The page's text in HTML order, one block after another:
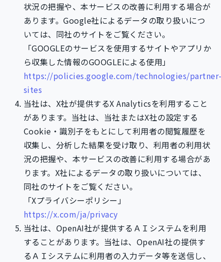
状況の把握や、本サービスの改善に利用する場合が
あります。Google社によるデータの取り扱いにつ
いては、同社のサイトをご覧ください。
「GOOGLEのサービスを使用するサイトやアプリか
ら収集した情報のGOOGLEによる使用」
https://policies.google.com/technologies/
sites
当社は、X社が提供するX Analyticsを利用すること
があります。当社は、当社またはX社の設定する
Cookie・識別子をもとにして利用者の閲覧履歴を
収集し、分析した結果を受け取り、利用者の利用状
況の把握や、本サービスの改善に利用する場合があ
ります。X社によるデータの取り扱いについては、
同社のサイトをご覧ください。
「Xプライバシーポリシー」
https://x.com/ja/privacy
当社は、OpenAI社が提供するＡＩシステムを利用
することがあります。当社は、OpenAI社の提供す
るＡＩシステムに利用者の入力データ等を送信し、